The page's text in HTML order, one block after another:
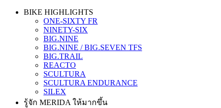
BIKE HIGHLIGHTS
ONE-SIXTY FR
NINETY-SIX
BIG.NINE
BIG.NINE / BIG.SEVEN TFS
BIG.TRAIL
REACTO
SCULTURA
SCULTURA ENDURANCE
SILEX
รู้จัก MERIDA ให้มากขึ้น